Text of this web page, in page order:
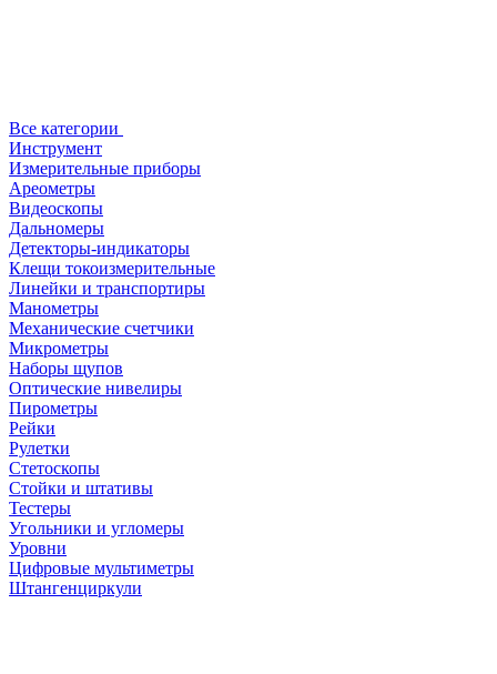
Все категории
Инструмент
Измерительные приборы
Ареометры
Видеоскопы
Дальномеры
Детекторы-индикаторы
Клещи токоизмерительные
Линейки и транспортиры
Манометры
Механические счетчики
Микрометры
Наборы щупов
Оптические нивелиры
Пирометры
Рейки
Рулетки
Стетоскопы
Стойки и штативы
Тестеры
Угольники и угломеры
Уровни
Цифровые мультиметры
Штангенциркули